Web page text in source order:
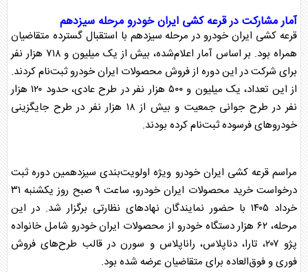
آمار مشارکت درقرعه کشی ایران خودرومرحله سیزدهم
قرعه کشی ایران خودرو در مرحله سیزدهم با استقبال گسترده متقاضیان
همراه بود. بر اساس آمار اعلام‌شده، بیش از یک میلیون و ۷۱۸ هزار نفر
برای شرکت در این دوره از فروش محصولات ایران خودروثبت‌نام کردند.
از این تعداد، یک میلیون و ۵۰۰ هزار نفر در طرح عادی، حدود ۱۲۰ هزار
نفر در طرح جوانی جمعیت و بیش از ۱۸ هزار نفر در طرح جایگزینی
خودروهای فرسوده ثبت‌نام کرده بودند.
مراسمقرعه کشی ایران خودرو ویژه اولویت‌بندی سیزدهمین دوره ثبت
درخواست خرید محصولات ایران خودرو
، ساعت ۹ صبح روز یکشنبه ۳۱
خرداد ۱۴۰۵ با حضور نمایندگان نهادهای نظارتی برگزار شد. در این
مرحله، ۶۲ هزار دستگاه خودرو از محصولات
ایران خودرو شامل خانواده
پژو ۲۰۷، تارا، دناپلاس، راناپلاس و سورن در قالب طرح‌های فروش
فوری و فوق‌العاده برای متقاضیان عرضه شده بود.